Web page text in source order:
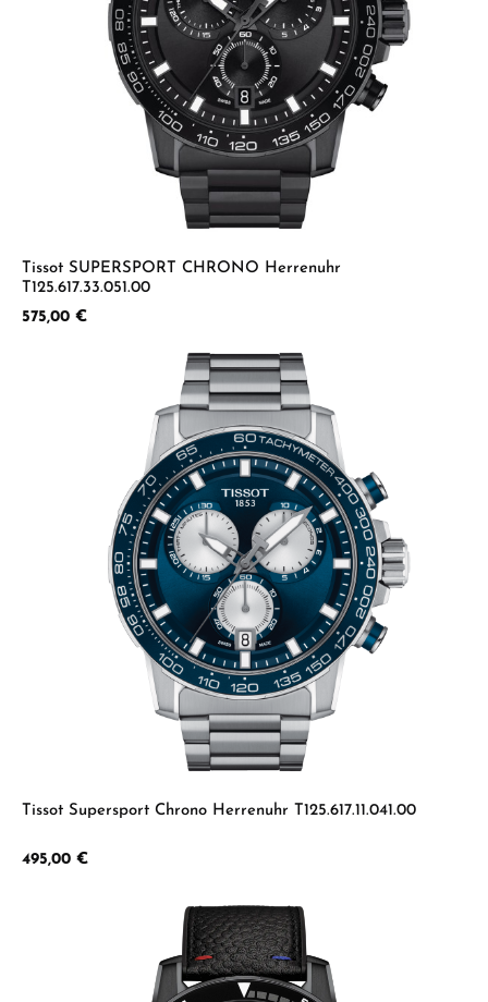
Tissot SUPERSPORT CHRONO Herrenuhr
T125.617.33.051.00
Regulärer Preis:
575,00 €
Tissot Supersport Chrono Herrenuhr T125.617.11.041.00
Regulärer Preis:
495,00 €